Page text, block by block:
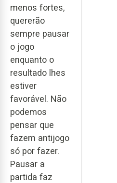
menos fortes,
quererão
sempre pausar
o jogo
enquanto o
resultado lhes
estiver
favorável. Não
podemos
pensar que
fazem antijogo
só por fazer.
Pausar a
partida faz